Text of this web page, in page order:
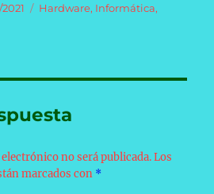
Categorías
Hardware, Informática,
no será publicada. Los
marcados con *